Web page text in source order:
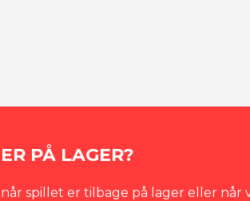
PÅ LAGER?
spillet er tilbage på lager eller når